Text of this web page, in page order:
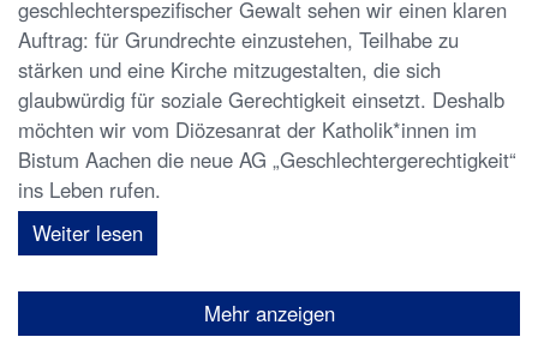
geschlechterspezifischer Gewalt sehen wir einen klaren
Auftrag: für Grundrechte einzustehen, Teilhabe zu
stärken und eine Kirche mitzugestalten, die sich
glaubwürdig für soziale Gerechtigkeit einsetzt. Deshalb
möchten wir vom Diözesanrat der Katholik*innen im
Bistum Aachen die neue AG „Geschlechtergerechtigkeit“
ins Leben rufen.
Weiter lesen
Mehr anzeigen